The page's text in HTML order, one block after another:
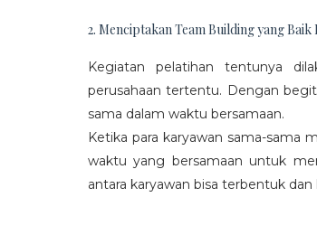
2. Menciptakan Team Building yang
Kegiatan pelatihan tentunya
perusahaan tertentu. Dengan
sama dalam waktu bersamaan.
Ketika para karyawan sama-sama
waktu yang bersamaan untuk
antara karyawan bisa terbentuk